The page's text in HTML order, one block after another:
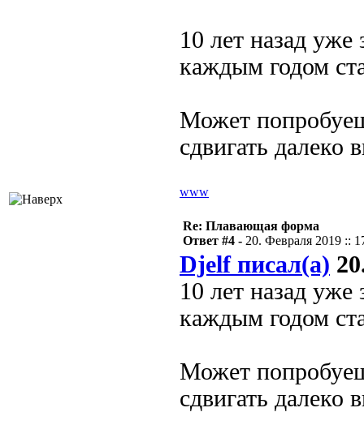
10 лет назад
каждым годом
Может
сдвигать далеко
www
Re: Плавающая форма
Ответ #4 - 20. Февраля 2019 ::
Djelf писал(а)
10 лет назад
каждым годом
Может
сдвигать далеко